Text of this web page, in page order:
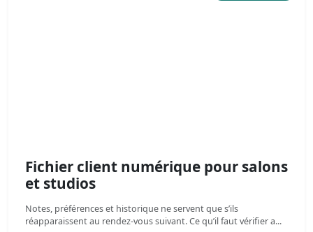
Fichier client numérique pour salons
et studios
Notes, préférences et historique ne servent que s’ils
réapparaissent au rendez-vous suivant. Ce qu’il faut vérifier a...